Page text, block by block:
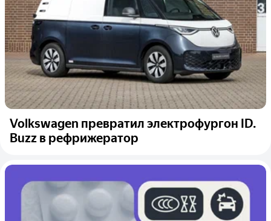
Volkswagen превратил электрофургон ID.
Buzz в рефрижератор